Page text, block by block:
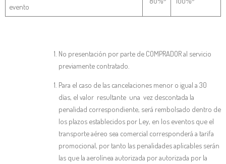
evento
No presentación por parte de COMPRADOR al servicio
previamente contratado.
Para el caso de las cancelaciones menor o igual a 30
días, el valor resultante una vez descontada la
penalidad correspondiente, será rembolsado dentro de
los plazos establecidos por Ley, en los eventos que el
transporte aéreo sea comercial corresponderá a tarifa
promocional, por tanto las penalidades aplicables serán
las que la aerolínea autorizada por autorizada por la